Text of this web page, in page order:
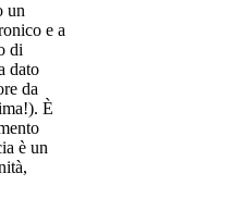
un
e a
di
dato
da
È
è un